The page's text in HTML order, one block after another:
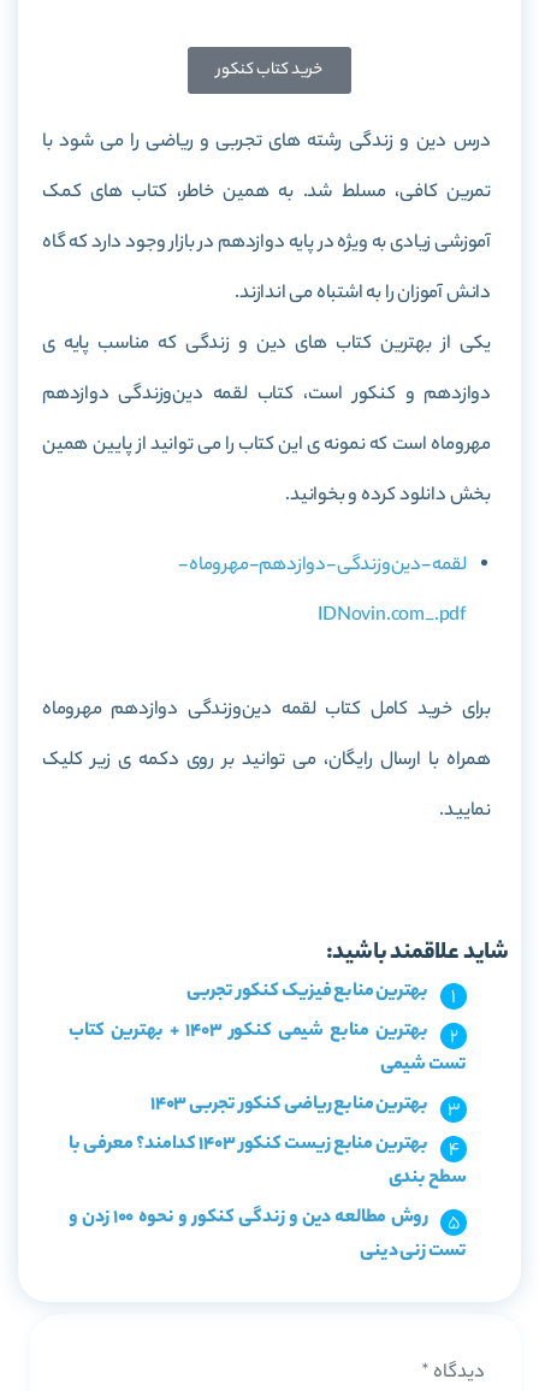
خرید کتاب کنکور
درس دین و زندگی رشته های تجربی و ریاضی را می شود با
تمرین کافی، مسلط شد. به همین خاطر، کتاب های کمک
آموزشی زیادی به ویژه در پایه دوازدهم در بازار وجود دارد که گاه
دانش آموزان را به اشتباه می اندازند.
یکی از بهترین کتاب های دین و زندگی که مناسب پایه ی
دوازدهم و کنکور است، کتابلقمه دین‌و‌زندگی دوازدهم
مهروماهاست که نمونه ی این کتاب را می توانید از پایین همین
بخش دانلود کرده و بخوانید.
لقمه-دین‌و‌زندگی-دوازدهم-مهروماه-
IDNovin.com_.pdf
برای خرید کامل کتاب لقمه دین‌و‌زندگی دوازدهم مهروماه
همراه با ارسال رایگان، می توانید بر روی دکمه ی زیر کلیک
نمایید.
شاید علاقمند باشید:
بهترین منابع فیزیک کنکور تجربی
بهترین منابع شیمی کنکور 1403 + بهترین کتاب
تست شیمی
بهترین منابع ریاضی کنکور تجربی 1403
بهترین منابع زیست کنکور 1403 کدامند؟ معرفی با
سطح بندی
روش مطالعه دین و زندگی کنکور و نحوه 100 زدن و
تست زنی دینی
دیدگاه *